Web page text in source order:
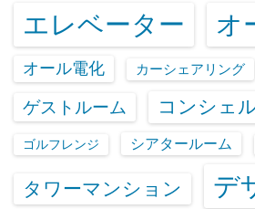
エレベーター オ
オール電化 カーシェアリング
ゲストルーム コンシェ
ゴルフレンジ シアタールーム
タワーマンション デ